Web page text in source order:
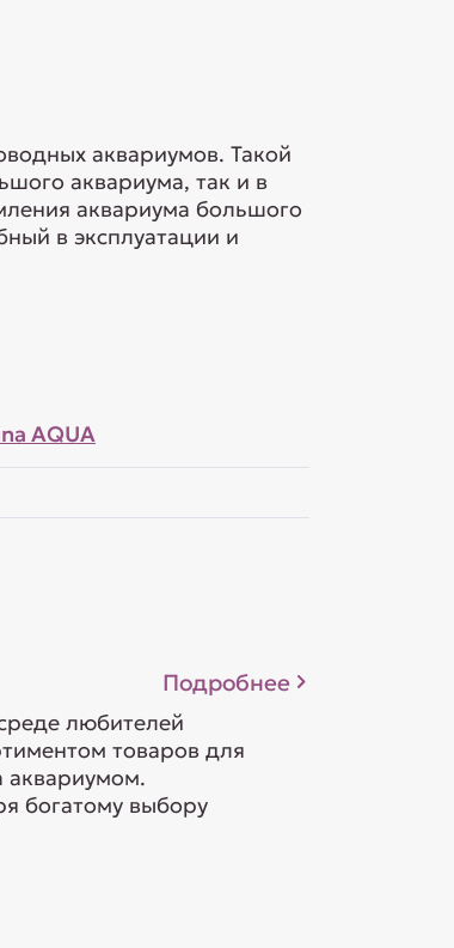
аквариумов. Такой
аквариума, так и в
аквариума большого
в эксплуатации и
AQUA
Подробнее
любителей
товаров для
аквариумом.
богатому выбору